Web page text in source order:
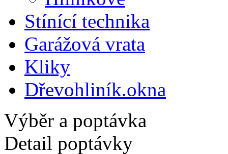
Stínící technika
Garážová vrata
Kliky
Dřevohliník.okna
Výběr a poptávka
Detail poptávky